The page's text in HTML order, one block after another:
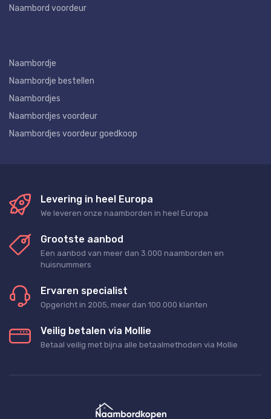
Naambord voordeur
Naambordje
Naambordje bestellen
Naambordjes
Naambordjes voordeur
Naambordjes voordeur goedkoop
Levering in heel Europa
We leveren onze naamborden in heel Europa
Grootste aanbod
Een aanbod van meer dan 3.000 naamborden en
huisnummers
Ervaren specialist
Opgericht in 2005, meer dan 100.000 klanten
Veilig betalen via Mollie
Betaal veilig met bijna alle betaalmethoden via Mollie